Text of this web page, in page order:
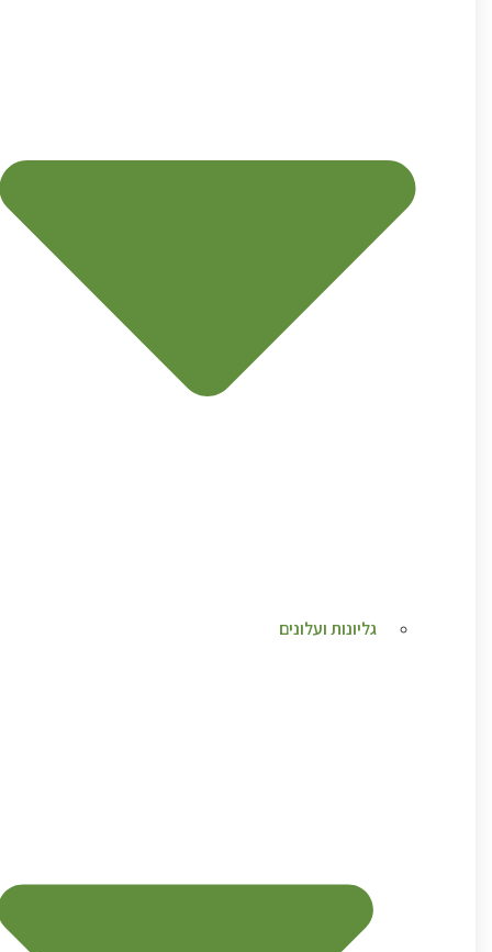
גליונות ועלונים